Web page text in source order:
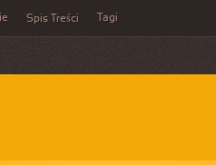
Spis Treści Tagi